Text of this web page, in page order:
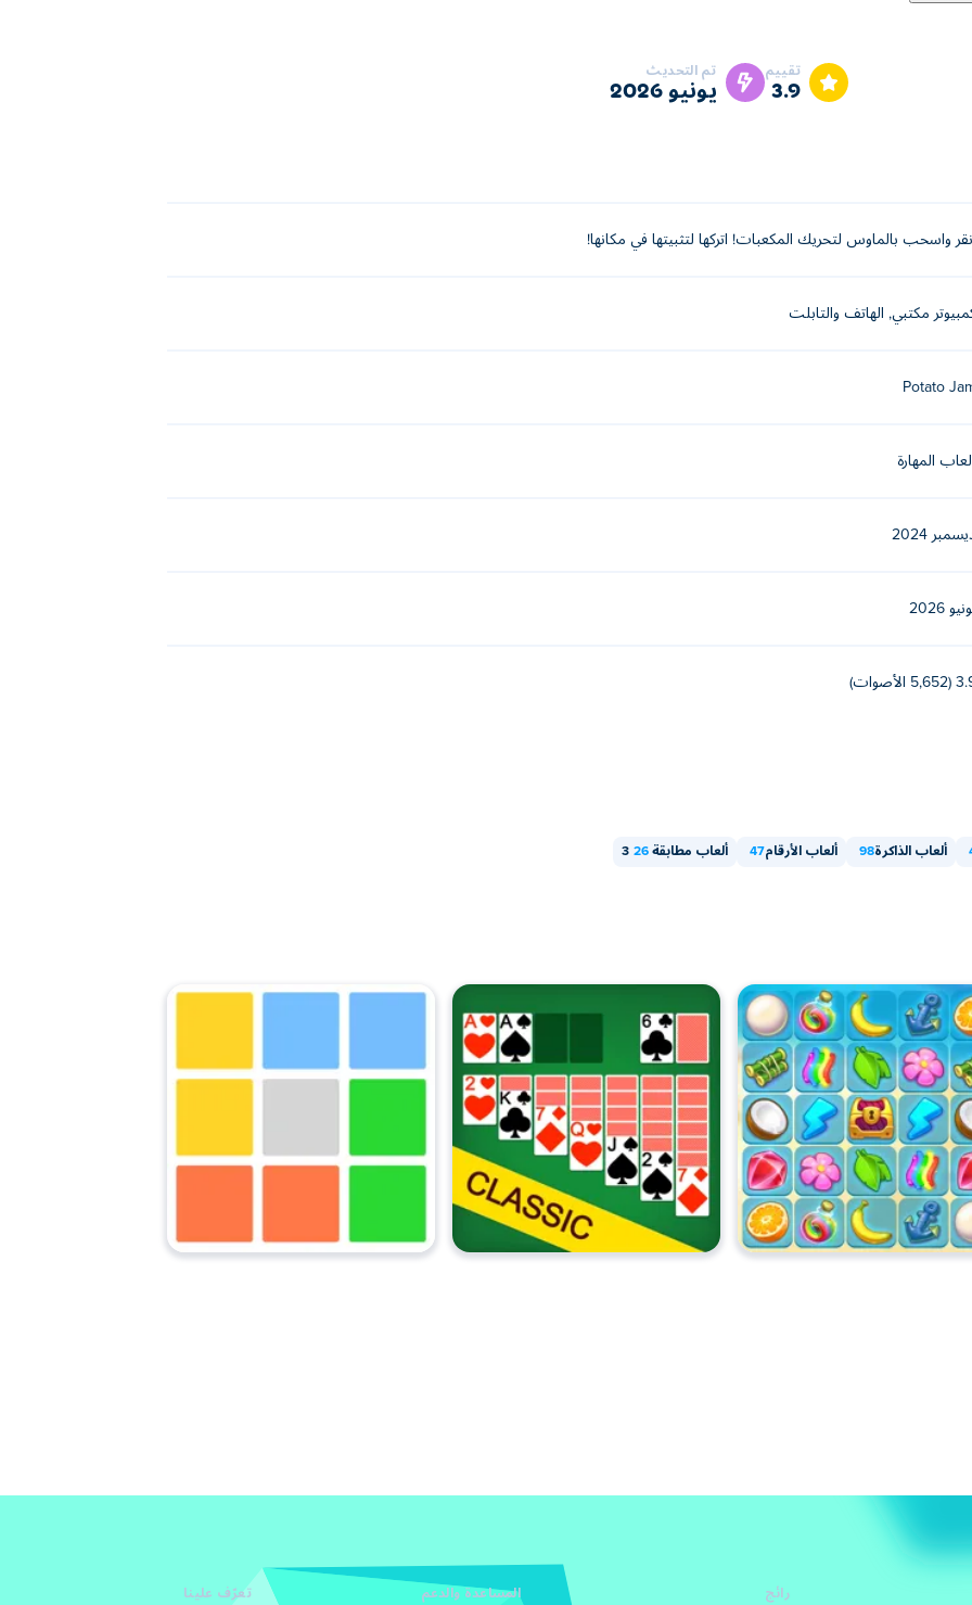
مكانها.
تقييم
3.9
تم التحديث
يونيو 2026
انقر واسحب بالماوس لتحريك المكعبات! اتركها لتثبيتها في مكانها!
مكتبي, الهاتف والتابلت
Potato
ألعاب المهارة
2024
2026
الأصوات)
ألعاب الذاكرة98 ألعاب الأرقام47 ألعاب مطابقة 3 26
رائج المساعدة والدعم تعرّف علينا